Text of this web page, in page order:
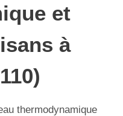
et
à
thermodynamique